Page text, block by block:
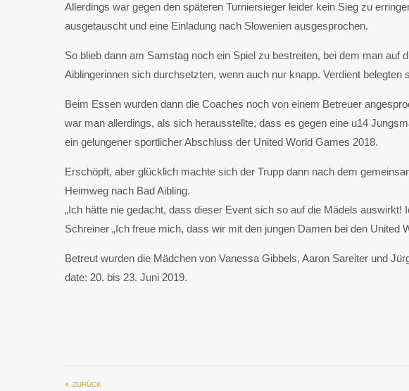
Allerdings war gegen den späteren Turniersieger leider kein Sieg zu
ausgetauscht und eine Einladung nach Slowenien ausgesprochen.
So blieb dann am Samstag noch ein Spiel zu bestreiten, bei dem man
Aiblingerinnen sich durchsetzten, wenn auch nur knapp. Verdient belegten
Beim Essen wurden dann die Coaches noch von einem Betreuer
war man allerdings, als sich herausstellte, dass es gegen eine u14
ein gelungener sportlicher Abschluss der United World Games 2018.
Erschöpft, aber glücklich machte sich der Trupp dann nach dem
Heimweg nach Bad Aibling.
„Ich hätte nie gedacht, dass dieser Event sich so auf die Mädels
Schreiner „Ich freue mich, dass wir mit den jungen Damen bei den
Betreut wurden die Mädchen von Vanessa Gibbels, Aaron Sareiter und
date: 20. bis 23. Juni 2019.
ZURÜCK